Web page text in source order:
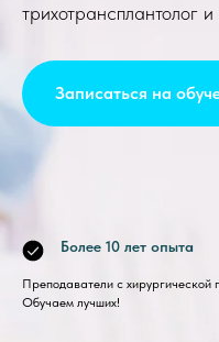
трихотрансплантолог
Записаться на
Более 10 лет опыта
Преподаватели с
Обучаем лучших!